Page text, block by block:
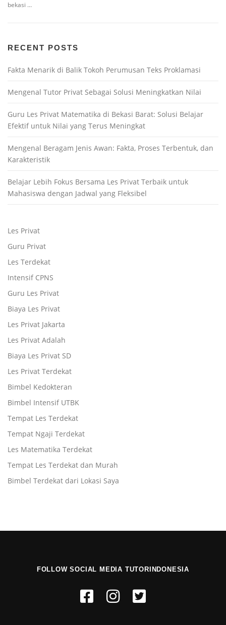
bekasi …
RECENT POSTS
Fakta Menarik di Balik Tokoh Perumusan Teks Proklamasi
Mengenal Tutor Privat Sebagai Solusi Meningkatkan Nilai
Guru Les Privat Matematika di Bekasi Barat: Solusi Belajar
Efektif untuk Nilai yang Terus Meningkat
Mengenal Beragam Jenis Awan: Fakta, Proses Terbentuk, dan
Karakteristik
Belajar Lebih Fokus Bersama Les Privat Terbaik untuk
Mahasiswa dengan Jadwal yang Fleksibel
Les Privat
Guru Privat
Les Terdekat
Intensif CPNS
Guru Les Privat
Biaya Les Privat
Les Privat Jakarta
Les Privat Adalah
Biaya Les Privat SD
Les Privat Terdekat
Bimbel Kedokteran
Bimbel Intensif UTBK
Tempat Les Terdekat
Tempat Ngaji Terdekat
Les Matematika Terdekat
Tempat Les Terdekat dan Murah
Bimbel Terdekat dari Lokasi Saya
FOLLOW SOCIAL MEDIA TUTORINDONESIA